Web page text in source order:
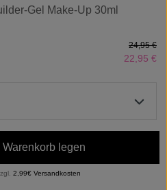
Gel Make-Up 30ml
22,95 €
24,95 €
Warenkorb legen
2,99€ Versandkosten